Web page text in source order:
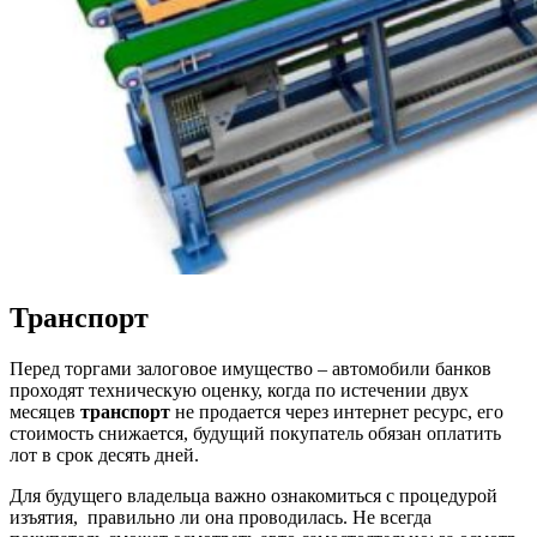
Транспорт
Перед торгами залоговое имущество – автомобили банков
проходят техническую оценку, когда по истечении двух
месяцев транспорт не продается через интернет ресурс, его
стоимость снижается, будущий покупатель обязан оплатить
лот в срок десять дней.
Для будущего владельца важно ознакомиться с процедурой
изъятия, правильно ли она проводилась. Не всегда